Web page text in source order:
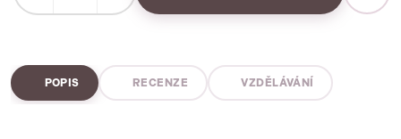
POPIS RECENZE VZDĚLÁVÁNÍ